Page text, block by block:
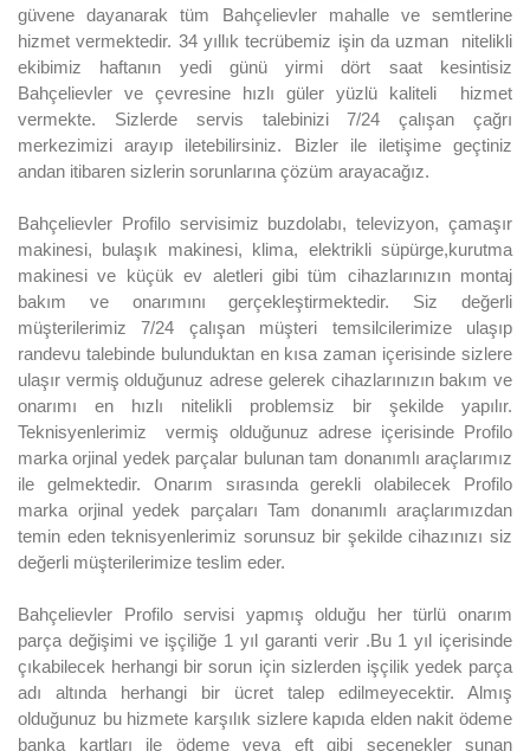
güvene dayanarak tüm Bahçelievler mahalle ve semtlerine
hizmet vermektedir. 34 yıllık tecrübemiz işin da uzman nitelikli
ekibimiz haftanın yedi günü yirmi dört saat kesintisiz
Bahçelievler ve çevresine hızlı güler yüzlü kaliteli hizmet
vermekte. Sizlerde servis talebinizi 7/24 çalışan çağrı
merkezimizi arayıp iletebilirsiniz. Bizler ile iletişime geçtiniz
andan itibaren sizlerin sorunlarına çözüm arayacağız.
Bahçelievler Profilo servisimiz buzdolabı, televizyon, çamaşır
makinesi, bulaşık makinesi, klima, elektrikli süpürge,kurutma
makinesi ve küçük ev aletleri gibi tüm cihazlarınızın montaj
bakım ve onarımını gerçekleştirmektedir. Siz değerli
müşterilerimiz 7/24 çalışan müşteri temsilcilerimize ulaşıp
randevu talebinde bulunduktan en kısa zaman içerisinde sizlere
ulaşır vermiş olduğunuz adrese gelerek cihazlarınızın bakım ve
onarımı en hızlı nitelikli problemsiz bir şekilde yapılır.
Teknisyenlerimiz vermiş olduğunuz adrese içerisinde Profilo
marka orjinal yedek parçalar bulunan tam donanımlı araçlarımız
ile gelmektedir. Onarım sırasında gerekli olabilecek Profilo
marka orjinal yedek parçaları Tam donanımlı araçlarımızdan
temin eden teknisyenlerimiz sorunsuz bir şekilde cihazınızı siz
değerli müşterilerimize teslim eder.
Bahçelievler Profilo servisi yapmış olduğu her türlü onarım
parça değişimi ve işçiliğe 1 yıl garanti verir .Bu 1 yıl içerisinde
çıkabilecek herhangi bir sorun için sizlerden işçilik yedek parça
adı altında herhangi bir ücret talep edilmeyecektir. Almış
olduğunuz bu hizmete karşılık sizlere kapıda elden nakit ödeme
banka kartları ile ödeme veya eft gibi seçenekler sunan